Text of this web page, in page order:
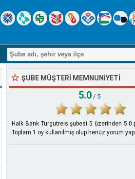
ŞUBE MÜŞTERI MEMNUNIYETI
5.0 / 5
Halk Bank Turgutreis şubesi 5 üzerinden 5.0
Toplam 1 oy kullanılmış olup henüz yorum